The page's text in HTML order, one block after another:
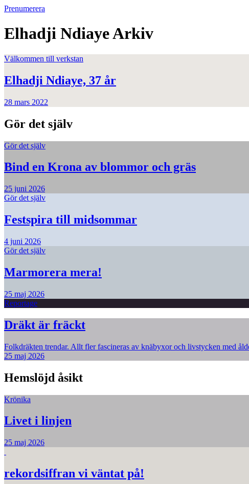
Prenumerera
Elhadji NdiayeArkiv
Välkommen till verkstan
Elhadji Ndiaye, 37 år
28 mars 2022
Gör det själv
Gör det själv
Bind en Krona av blommor och gräs
25 juni 2026
Gör det själv
Festspira till midsommar
4 juni 2026
Gör det själv
Marmorera mera!
25 maj 2026
Reportage
Dräkt är fräckt
Folkdräkten trendar. Allt fler fascineras av knäbyxor och livstycken med
25 maj 2026
Hemslöjd åsikt
Krönika
Livet i linjen
25 maj 2026
rekordsiffran vi väntat på!